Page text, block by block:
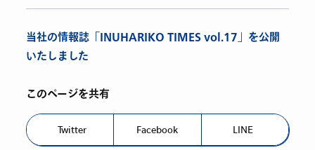
当社の情報誌「INUHARIKO TIMES vol.17」を公開
いたしました
このページを共有
Twitter Facebook LINE